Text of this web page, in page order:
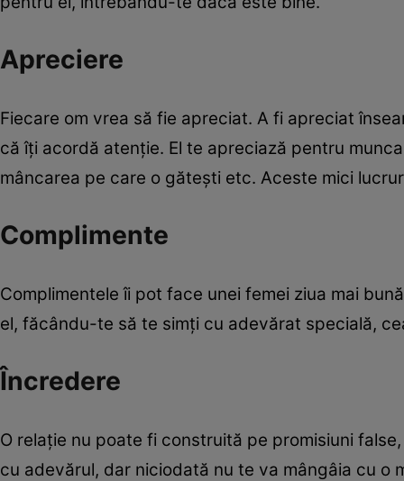
Apreciere
Fiecare om vrea să fie apreciat. A fi apreciat
că îţi acordă atenţie. El te apreciază pentru
mâncarea pe care o găteşti etc. Aceste mici
Complimente
Complimentele îi pot face unei femei ziua mai
el, făcându-te să te simţi cu adevărat specială,
Încredere
O relaţie nu poate fi construită pe promisiuni
cu adevărul, dar niciodată nu te va mângâia cu o